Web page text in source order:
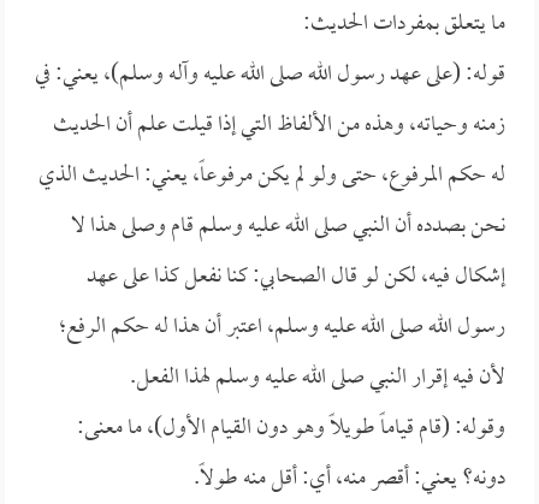
ما يتعلق بمفردات الحديث:
قوله: (على عهد رسول الله صلى الله عليه وآله وسلم)، يعني: في
زمنه وحياته، وهذه من الألفاظ التي إذا قيلت علم أن الحديث
له حكم المرفوع، حتى ولو لم يكن مرفوعاً، يعني: الحديث الذي
نحن بصدده أن النبي صلى الله عليه وسلم قام وصلى هذا لا
إشكال فيه، لكن لو قال الصحابي: كنا نفعل كذا على عهد
رسول الله صلى الله عليه وسلم، اعتبر أن هذا له حكم الرفع؛
لأن فيه إقرار النبي صلى الله عليه وسلم لهذا الفعل.
وقوله: (قام قياماً طويلاً وهو دون القيام الأول)، ما معنى:
دونه؟ يعني: أقصر منه، أي: أقل منه طولاً.